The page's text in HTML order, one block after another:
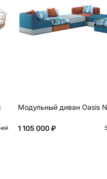
Модульный диван Oasis
1 105 000 ₽